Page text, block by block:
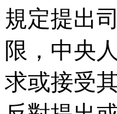
規定提出
限，中央
求或接受